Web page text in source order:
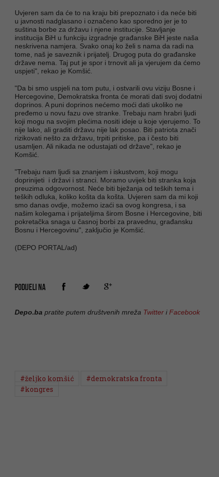
Uvjeren sam da će to na kraju biti prepoznato i da neće biti
u javnosti nadglasano i označeno kao sporedno jer je to
suština borbe za državu i njene institucije. Stavljanje
institucija BiH u funkciju izgradnje građanske BiH jeste naša
neskrivena namjera. Svako onaj ko želi s nama da radi na
tome, naš je saveznik i prijatelj. Drugog puta do građanske
države nema. Taj put je spor i trnovit ali ja vjerujem da ćemo
uspjeti", rekao je Komšić.
"Da bi smo uspjeli na tom putu, i ostvarili ovu viziju Bosne i
Hercegovine, Demokratska fronta će morati dati svoj dodatni
doprinos. A puni doprinos nećemo moći dati ukoliko ne
pređemo u novu fazu ove stranke. Trebaju nam hrabri ljudi
koji mogu na svojim plećima nositi ideje u koje vjerujemo. To
nije lako, ali graditi državu nije lak posao. Biti patriota znači
rizikovati nešto za državu, trpiti pritiske, pa i često biti
usamljen. Ali nikada ne odustajati od države", rekao je
Komšić.
"Trebaju nam ljudi sa znanjem i iskustvom, koji mogu
doprinijeti i državi i stranci. Moramo uvijek biti stranka koja
preuzima odgovornost. Neće biti bježanja od teških tema i
teških odluka, koliko košta da košta. Uvjeren sam da mi koji
smo danas ovdje, možemo izaći sa ovog kongresa, i sa
našim kolegama i prijateljima širom Bosne i Hercegovine, biti
pokretačka snaga u časnoj borbi za pravednu, građansku
Bosnu i Hercegovinu", zaključio je Komšić.
(DEPO PORTAL/ad)
PODIJELI NA
Depo.ba pratite putem društvenih mreža Twitter iFacebook
#željko komšić
#demokratska fronta
#kongres